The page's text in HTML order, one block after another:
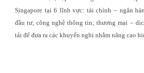
Singapore tại 6 lĩnh vực: tài chính – ngân
đầu tư; công nghệ thông tin; thương mại –
tải để đưa ra các khuyến nghị nhằm nâng cao